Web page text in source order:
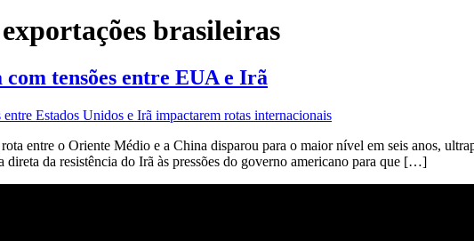
brasileiras
tensões entre EUA e Irã
entre o Oriente Médio e a China disparou para o maior nível em seis anos,
direta da resistência do Irã às pressões do governo americano para que […]